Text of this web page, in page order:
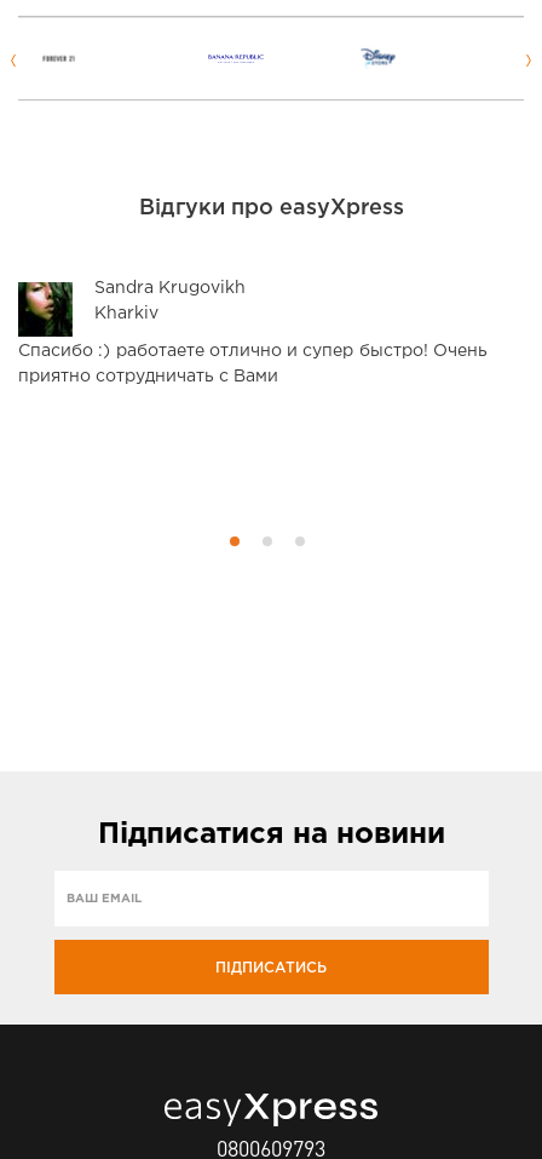
Відгуки про easyXpress
Sandra Krugovikh
Kharkiv
Спасибо :) работаете отлично и супер быстро! Очень
приятно сотрудничать с Вами
Підписатися на новини
ПІДПИСАТИСЬ
0800609793